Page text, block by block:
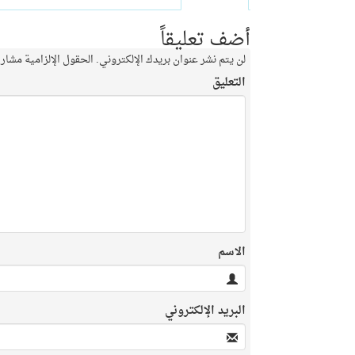
أضف تعليقاً
لن يتم نشر عنوان بريدك الإلكتروني. الحقول الإلزامية مشار
التعليق
الاسم
البريد الإلكتروني